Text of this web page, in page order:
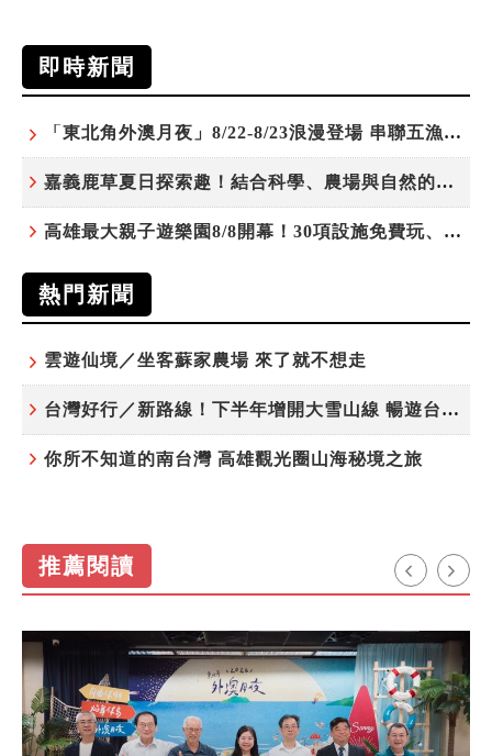
即時新聞
「東北角外澳月夜」8/22-8/23浪漫登場 串聯五漁村、音樂、市集、火舞與慢旅共度夏夜
嘉義鹿草夏日探索趣！結合科學、農場與自然的親子小旅行
高雄最大親子遊樂園8/8開幕！30項設施免費玩、YOYO家族嗨翻暑假
熱門新聞
雲遊仙境／坐客蘇家農場 來了就不想走
台灣好行／新路線！下半年增開大雪山線 暢遊台中更便利
你所不知道的南台灣 高雄觀光圈山海秘境之旅
推薦閱讀